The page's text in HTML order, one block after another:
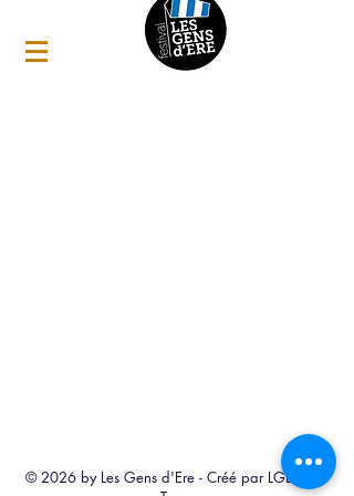
© 2026 by Les Gens d'Ere - Créé par LGE Web